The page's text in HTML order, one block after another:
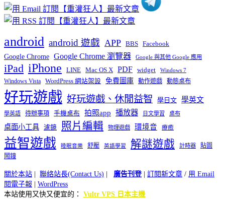
android android 遊戲 APP BBS Facebook
Google Chrome Google Chrome 瀏覽器 Google 與其他 Google 應用
iPad iPhone LINE Mac OS X PDF widget Windows 7
Windows Vista WordPress 網站架設 免費圖庫 動作遊戲 動態桌布
好玩遊戲 好玩遊戲、休閒益智 學日文 學英文
學英語 待辦事項 手機桌布 拍照app 播放器 日文學習 桌布
桌面小工具 濾鏡 照片編輯 物理遊戲 環境音 療癒
益智遊戲 睡眠音樂 舒壓 英語學習 解謎遊戲 計時器
貼圖
鬧鐘
關於本站 | 聯絡站長(Contact Us) | 廣告刊登| 訂閱新文章 / 用 Email
閱電子報 | WordPress
本站使用又快又便宜的： Vultr VPS 日本主機